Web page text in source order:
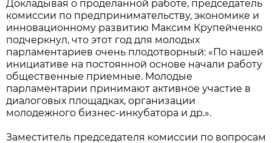
Докладывая о проделанной работе, председатель
комиссии по предпринимательству, экономике и
инновационному развитию Максим Крупейченко
подчеркнул, что этот год для молодых
парламентариев очень плодотворный: «По нашей
инициативе на постоянной основе начали работу
общественные приемные. Молодые
парламентарии принимают активное участие в
диалоговых площадках, организации
молодежного бизнес-инкубатора и др.».
Заместитель председателя комиссии по вопросам